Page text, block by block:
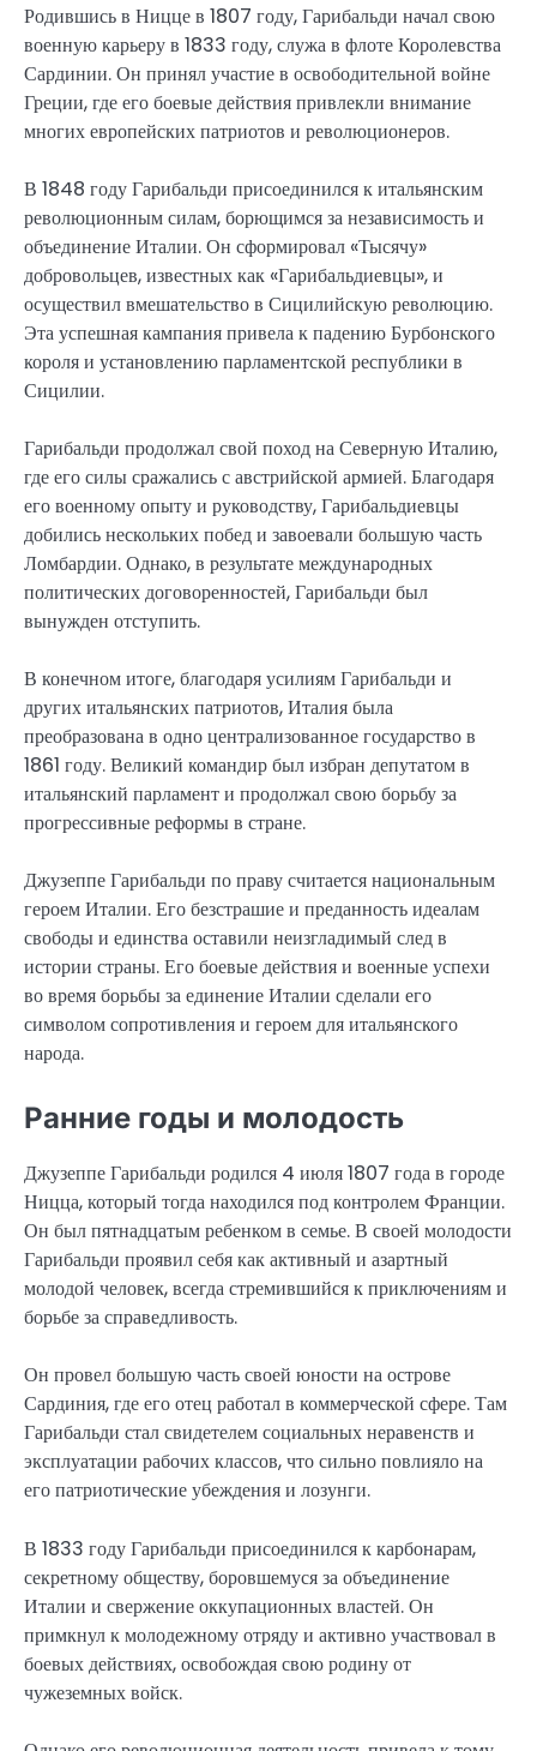
Родившись в Ницце в 1807 году, Гарибальди начал свою
военную карьеру в 1833 году, служа в флоте Королевства
Сардинии. Он принял участие в освободительной войне
Греции, где его боевые действия привлекли внимание
многих европейских патриотов и революционеров.
В 1848 году Гарибальди присоединился к итальянским
революционным силам, борющимся за независимость и
объединение Италии. Он сформировал «Тысячу»
добровольцев, известных как «Гарибальдиевцы», и
осуществил вмешательство в Сицилийскую революцию.
Эта успешная кампания привела к падению Бурбонского
короля и установлению парламентской республики в
Сицилии.
Гарибальди продолжал свой поход на Северную Италию,
где его силы сражались с австрийской армией. Благодаря
его военному опыту и руководству, Гарибальдиевцы
добились нескольких побед и завоевали большую часть
Ломбардии. Однако, в результате международных
политических договоренностей, Гарибальди был
вынужден отступить.
В конечном итоге, благодаря усилиям Гарибальди и
других итальянских патриотов, Италия была
преобразована в одно централизованное государство в
1861 году. Великий командир был избран депутатом в
итальянский парламент и продолжал свою борьбу за
прогрессивные реформы в стране.
Джузеппе Гарибальди по праву считается национальным
героем Италии. Его безстрашие и преданность идеалам
свободы и единства оставили неизгладимый след в
истории страны. Его боевые действия и военные успехи
во время борьбы за единение Италии сделали его
символом сопротивления и героем для итальянского
народа.
Ранние годы и молодость
Джузеппе Гарибальди родился 4 июля 1807 года в городе
Ницца, который тогда находился под контролем Франции.
Он был пятнадцатым ребенком в семье. В своей молодости
Гарибальди проявил себя как активный и азартный
молодой человек, всегда стремившийся к приключениям и
борьбе за справедливость.
Он провел большую часть своей юности на острове
Сардиния, где его отец работал в коммерческой сфере. Там
Гарибальди стал свидетелем социальных неравенств и
эксплуатации рабочих классов, что сильно повлияло на
его патриотические убеждения и лозунги.
В 1833 году Гарибальди присоединился к карбонарам,
секретному обществу, боровшемуся за объединение
Италии и свержение оккупационных властей. Он
примкнул к молодежному отряду и активно участвовал в
боевых действиях, освобождая свою родину от
чужеземных войск.